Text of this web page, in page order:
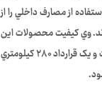
از مصارف داخلي را از
وي کيفيت محصولات اين
شرکت را مشابه محصولات خارجي دانست و گفت: شرکت ملي مناطق نفت خيز جنوب نخستين واحدي بود که اين سد را شکست و يک قرارداد ۲۸۰ کيلومتري